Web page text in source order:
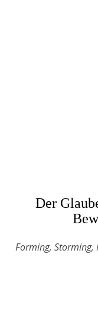
Der
Forming, Storming,